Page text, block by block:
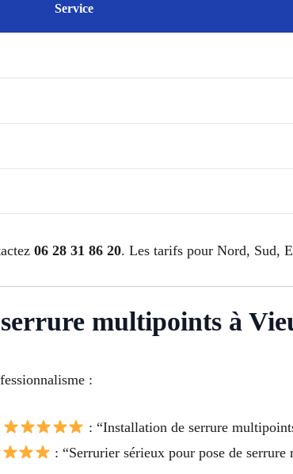
Service
06 28 31 86 20. Les tarifs pour Nord, Sud,
multipoints à
:
: “Installation de serrure
: “Serrurier sérieux pour pose de